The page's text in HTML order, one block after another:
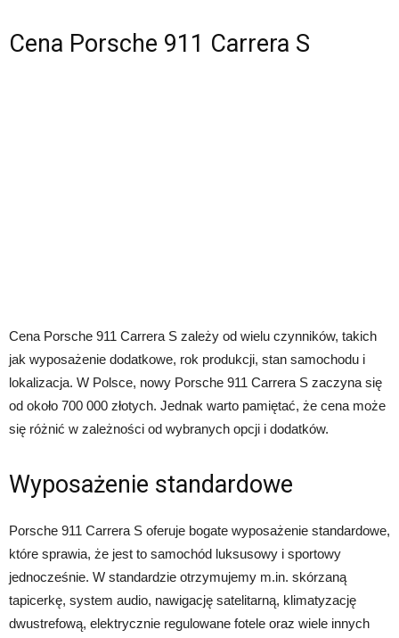
Cena Porsche 911 Carrera S
Cena Porsche 911 Carrera S zależy od wielu czynników, takich
jak wyposażenie dodatkowe, rok produkcji, stan samochodu i
lokalizacja. W Polsce, nowy Porsche 911 Carrera S zaczyna się
od około 700 000 złotych. Jednak warto pamiętać, że cena może
się różnić w zależności od wybranych opcji i dodatków.
Wyposażenie standardowe
Porsche 911 Carrera S oferuje bogate wyposażenie standardowe,
które sprawia, że jest to samochód luksusowy i sportowy
jednocześnie. W standardzie otrzymujemy m.in. skórzaną
tapicerkę, system audio, nawigację satelitarną, klimatyzację
dwustrefową, elektrycznie regulowane fotele oraz wiele innych